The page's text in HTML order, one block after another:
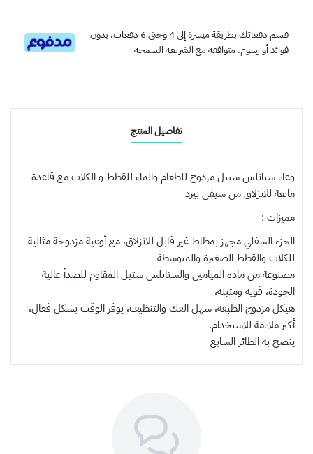
قسم دفعاتك بطريقة ميسرة إلى 4 وحتى 6 دفعات، بدون
فوائد أو رسوم. متوافقة مع الشريعة السمحة
تفاصيل المنتج
وعاء ستانلس ستيل مزدوج للطعام والماء للقطط و الكلاب مع قاعدة
مانعة للانزلاق من سيفن بيرد
مميزات :
الجزء السفلي مجهز بمطاط غير قابل للانزلاق، مع أوعية مزدوجة مثالية
للكلاب والقطط الصغيرة والمتوسطة
مصنوعة من مادة الميامين والستانلس ستيلالمقاوم للصدأ عالية
الجودة، قوية ومتينة،
هيكل مزدوج الطبقة، سهل الفك والتنظيف، يوفر الوقت بشكل فعال،
أكثر ملاءمة للاستخدام.
ينصح بهالطائر السابع